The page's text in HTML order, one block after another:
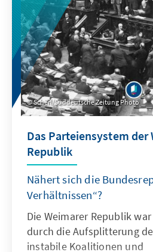
Zweiten Weltkrieg steht.
Scherl/Süddeutsche Zeitung Photo
Das Parteiensystem der
Republik
Nähert sich die
Verhältnissen“?
Die Weimarer Republik
durch die Aufsplitterung
instabile Koalitionen und